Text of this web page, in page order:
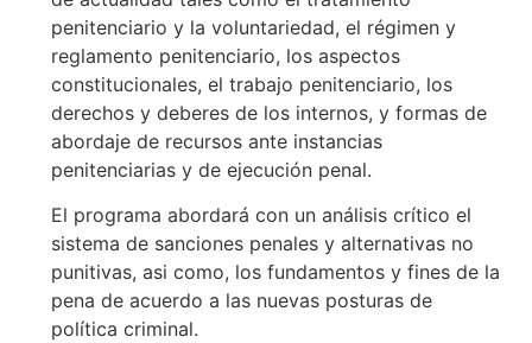
penitenciario y la voluntariedad, el régimen y
reglamento penitenciario, los aspectos
constitucionales, el trabajo penitenciario, los
derechos y deberes de los internos, y formas de
abordaje de recursos ante instancias
penitenciarias y de ejecución penal.
El programa abordará con un análisis crítico el
sistema de sanciones penales y alternativas no
punitivas, asi como, los fundamentos y fines de la
pena de acuerdo a las nuevas posturas de
política criminal.